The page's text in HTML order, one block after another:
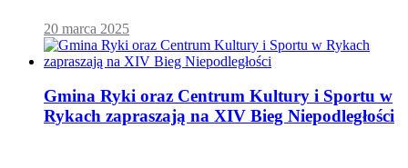
20 marca 2025
Gmina Ryki oraz Centrum Kultury i Sportu w
Rykach zapraszają na XIV Bieg Niepodległości